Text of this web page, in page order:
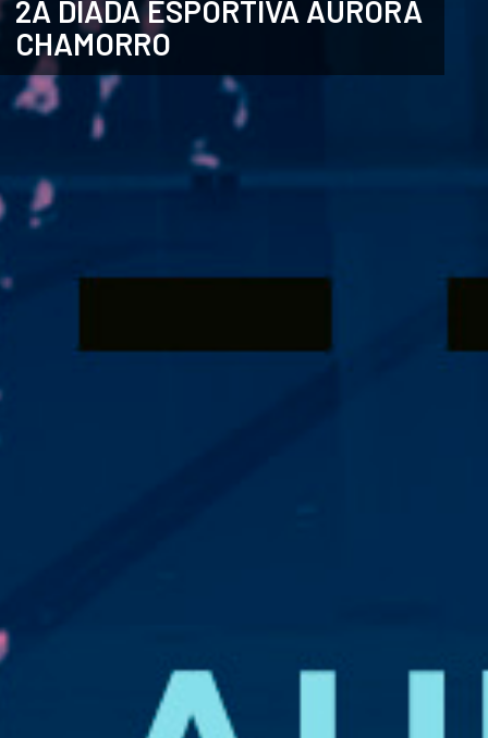
2A DIADA ESPORTIVA AURORA
CHAMORRO